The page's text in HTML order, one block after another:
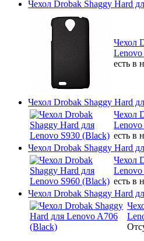
Чехол Drobak Shaggy Hard
Чехол
есть в
Чехол Drobak Shaggy Hard
Чехол
есть в
Чехол Drobak Shaggy Hard
Чехол
есть в
Чехол Drobak Shaggy Hard